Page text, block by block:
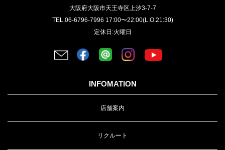
大阪府大阪市天王寺区上汐3-7-7
TEL.06-6796-7996 17:00〜22:00(L.O.21:30)
定休日:火曜日
INFOMATION
店舗案内
リクルート